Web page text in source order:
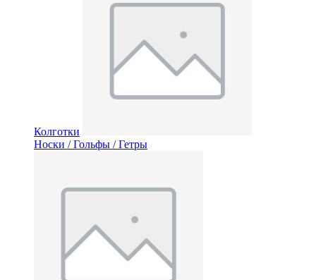
Колготки
Носки / Гольфы / Гетры